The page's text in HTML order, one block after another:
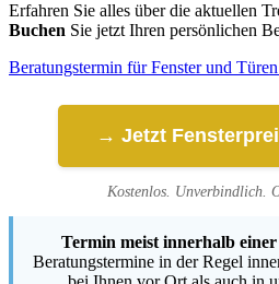
Erfahren Sie alles über die aktuellen
Buchen Sie jetzt Ihren persönlichen
Beratungstermin für Fenster und
→ Jetzt
Kostenlos. Unverbindlich.
Termin meist innerhalb einer
Beratungstermine in der Regel